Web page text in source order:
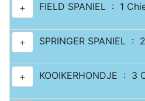
+ FIELD SPANIEL : 1
+ SPRINGER SPANIEL :
+ KOOIKERHONDJE : 3